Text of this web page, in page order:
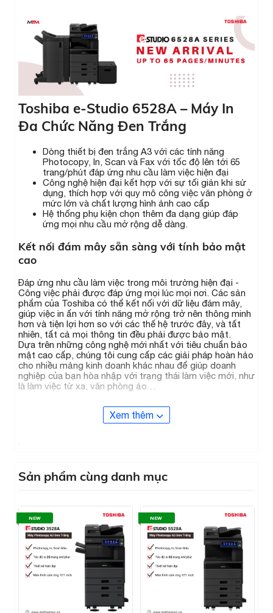
Toshiba e-Studio 6528A – Máy In
Đa Chức Năng Đen Trắng
Dòng thiết bị đen trắng A3 với các tính năng
Photocopy, In, Scan và Fax với tốc độ lên tới 65
trang/phút đáp ứng nhu cầu làm việc hiện đại
Công nghệ hiện đại kết hợp với sự tối giản khi sử
dụng, thích hợp với quy mô công việc văn phòng ở
mức lớn và chất lượng hình ảnh cao cấp
Hệ thống phụ kiện chọn thêm đa dạng giúp đáp
ứng mọi nhu cầu mở rộng dễ dàng.
Kết nối đám mây sẵn sàng với tính bảo mật
cao
Đáp ứng nhu cầu làm việc trong môi trường hiện đại -
Công việc phải được đáp ứng mọi lúc mọi nơi. Các sản
phẩm của Toshiba có thể kết nối với dữ liệu đám mây,
giúp việc in ấn với tính năng mở rộng trở nên thông minh
hơn và tiện lợi hơn so với các thế hệ trước đây, và tất
nhiên, tất cả mọi thông tin đều phải được bảo mật.
Dựa trên những công nghệ mới nhất với tiêu chuẩn bảo
mật cao cấp, chúng tôi cung cấp các giải pháp hoàn hảo
cho nhiều mảng kinh doanh khác nhau để giúp doanh
nghiệp của bạn hòa nhập với trạng thái làm việc mới, như
là làm việc từ xa, văn phòng ảo…
Thông minh và êm ái
và dễ sử dụng nhất, nâng cao và tối ưu được hiệu quả
công việc.
Xem thêm
Sản phẩm cùng danh mục
NEW NEW